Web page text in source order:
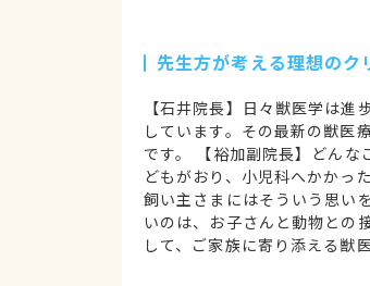
先生方が考える理想のク
【石井院長】日々獣医学は
しています。その最新の獣医
です。 【裕加副院長】どん
どもがおり、小児科へかかっ
飼い主さまにはそういう思い
いのは、お子さんと動物との
して、ご家族に寄り添える獣